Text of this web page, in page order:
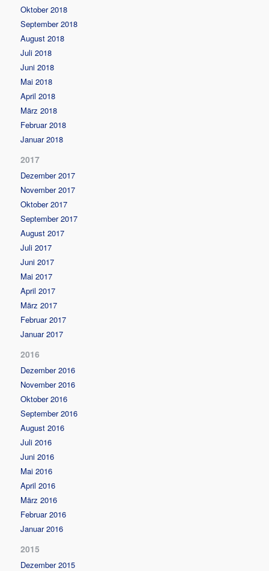
Oktober 2018
September 2018
August 2018
Juli 2018
Juni 2018
Mai 2018
April 2018
März 2018
Februar 2018
Januar 2018
2017
Dezember 2017
November 2017
Oktober 2017
September 2017
August 2017
Juli 2017
Juni 2017
Mai 2017
April 2017
März 2017
Februar 2017
Januar 2017
2016
Dezember 2016
November 2016
Oktober 2016
September 2016
August 2016
Juli 2016
Juni 2016
Mai 2016
April 2016
März 2016
Februar 2016
Januar 2016
2015
Dezember 2015